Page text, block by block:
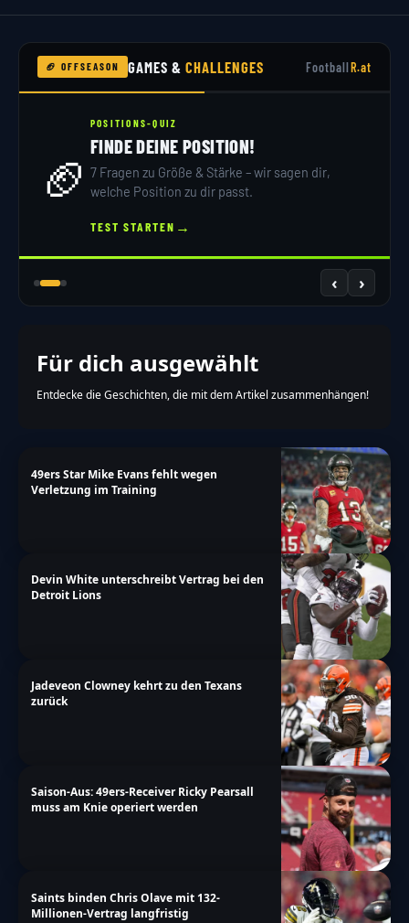
🏈 OFFSEASON GAMES &CHALLENGES FootballR.at
🏈
POSITIONS-QUIZ
FINDE DEINE POSITION!
7 Fragen zu Größe & Stärke – wir sagen dir,
welche Position zu dir passt.
TEST STARTEN →
‹ ›
Für dich ausgewählt
Entdecke die Geschichten, die mit dem Artikel zusammenhängen!
49ers Star Mike Evans fehlt wegen
Verletzung im Training
Devin White unterschreibt Vertrag bei den
Detroit Lions
Jadeveon Clowney kehrt zu den Texans
zurück
Saison-Aus: 49ers-Receiver Ricky Pearsall
muss am Knie operiert werden
Saints binden Chris Olave mit 132-
Millionen-Vertrag langfristig